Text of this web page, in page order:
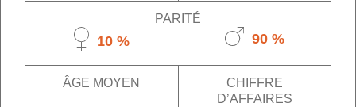
PARITÉ
10 % 90 %
ÂGE MOYEN
CHIFFRE
D’AFFAIRES